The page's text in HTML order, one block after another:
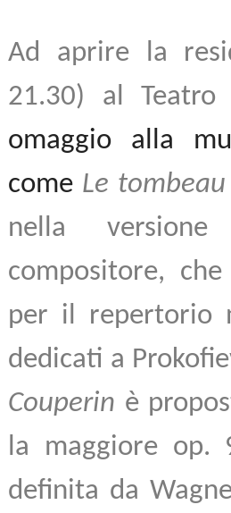
Ad aprire la
21.30) al
omaggio alla
come Le
nella
compositore,
per il repertorio
dedicati a
Couperin è
la maggiore op.
definita da